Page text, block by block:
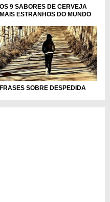
OS 9 SABORES DE CERVEJA
MAIS ESTRANHOS DO MUNDO
FRASES SOBRE DESPEDIDA